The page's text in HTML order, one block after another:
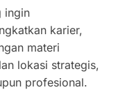
ingin
karier,
materi
lokasi strategis,
profesional.